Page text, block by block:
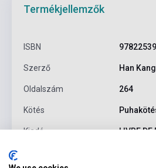
Termékjellemzők
ISBN
Szerző Han Kang
Oldalszám 264
Kötés
Kiadó LIVRE DE